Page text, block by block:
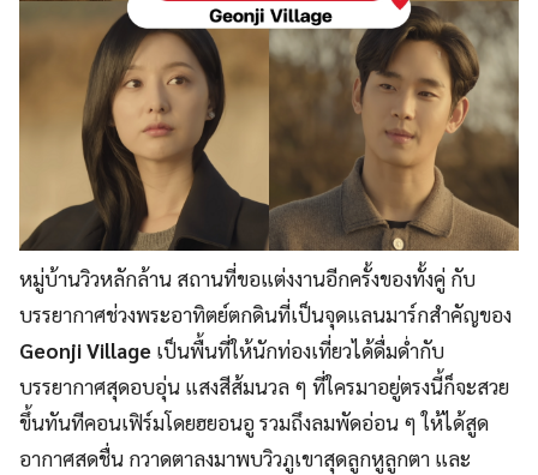
หมู่บ้านวิวหลักล้าน สถานที่ขอแต่งงานอีกครั้งของทั้งคู่ กับ
บรรยากาศช่วงพระอาทิตย์ตกดินที่เป็นจุดแลนมาร์กสำคัญของ
Geonji Village เป็นพื้นที่ให้นักท่องเที่ยวได้ดื่มด่ำกับ
บรรยากาศสุดอบอุ่น แสงสีส้มนวล ๆ ที่ใครมาอยู่ตรงนี้ก็จะสวย
ขึ้นทันทีคอนเฟิร์มโดยฮยอนอู รวมถึงลมพัดอ่อน ๆ ให้ได้สูด
อากาศสดชื่น กวาดตาลงมาพบวิวภูเขาสุดลูกหูลูกตา และ